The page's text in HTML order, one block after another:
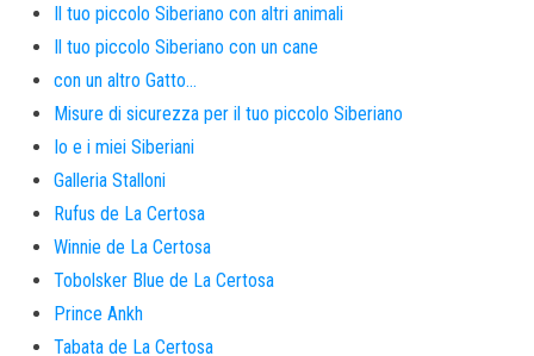
Il tuo piccolo Siberiano con altri animali
Il tuo piccolo Siberiano con un cane
con un altro Gatto…
Misure di sicurezza per il tuo piccolo Siberiano
Io e i miei Siberiani
Galleria Stalloni
Rufus de La Certosa
Winnie de La Certosa
Tobolsker Blue de La Certosa
Prince Ankh
Tabata de La Certosa